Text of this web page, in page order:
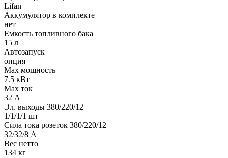
Lifan
Аккумулятор в комплекте
нет
Емкость топливного бака
15 л
Автозапуск
опция
Max мощность
7.5 кВт
Max ток
32 А
Эл. выходы 380/220/12
1/1/1/1 шт
Сила тока розеток 380/220/12
32/32/8 А
Вес нетто
134 кг